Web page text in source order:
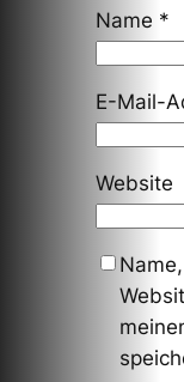
Name *
E-Mail-
Website